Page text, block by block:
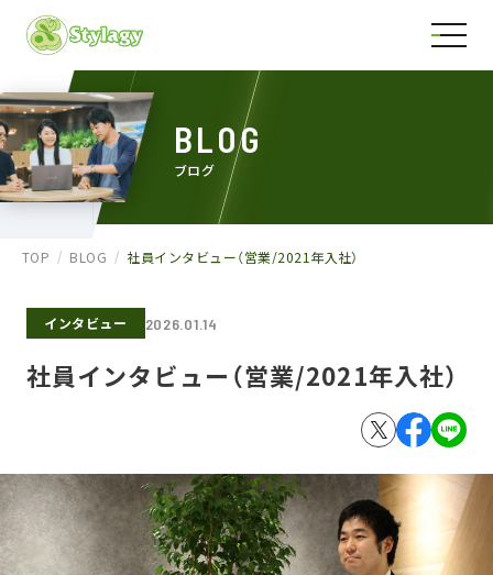
BLOG
ブログ
TOP BLOG 社員インタビュー（営業/2021年入社）
インタビュー 2026.01.14
社員インタビュー（営業/2021年入社）